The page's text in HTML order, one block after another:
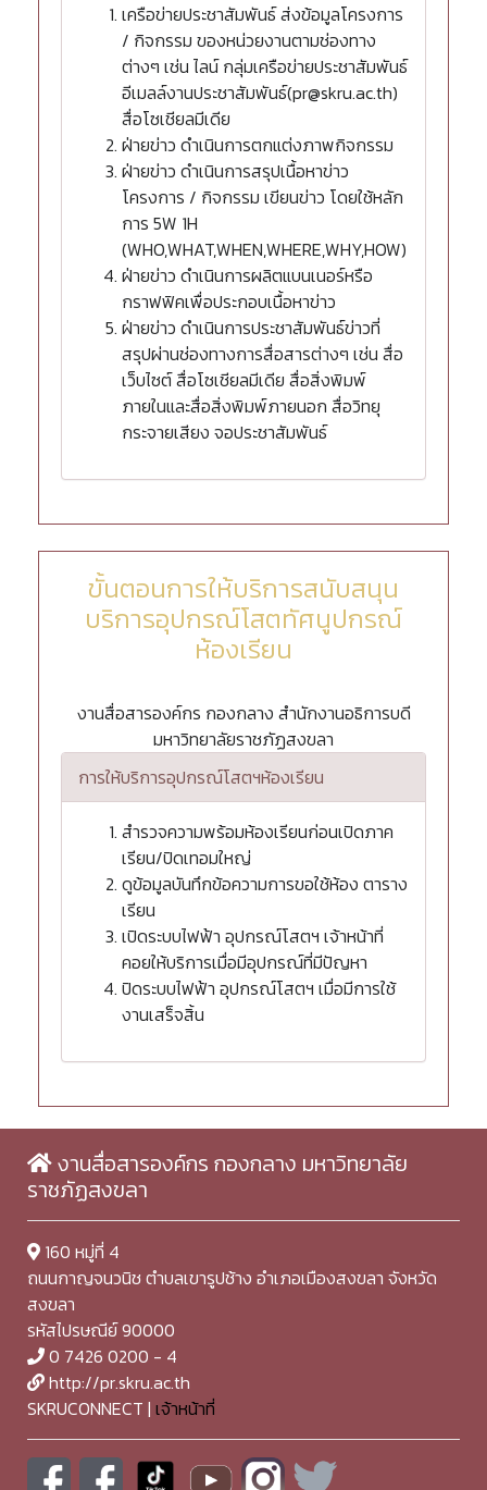
เครือข่ายประชาสัมพันธ์ ส่งข้อมูลโครงการ
/ กิจกรรม ของหน่วยงานตามช่องทาง
ต่างๆ เช่น ไลน์ กลุ่มเครือข่ายประชาสัมพันธ์
อีเมลล์งานประชาสัมพันธ์(pr@skru.ac.th)
สื่อโซเชียลมีเดีย
ฝ่ายข่าว ดำเนินการตกแต่งภาพกิจกรรม
ฝ่ายข่าว ดำเนินการสรุปเนื้อหาข่าว
โครงการ / กิจกรรม เขียนข่าว โดยใช้หลัก
การ 5W 1H
(WHO,WHAT,WHEN,WHERE,WHY,HOW)
ฝ่ายข่าว ดำเนินการผลิตแบนเนอร์หรือ
กราฟฟิคเพื่อประกอบเนื้อหาข่าว
ฝ่ายข่าว ดำเนินการประชาสัมพันธ์ข่าวที่
สรุปผ่านช่องทางการสื่อสารต่างๆ เช่น สื่อ
เว็บไซต์ สื่อโซเชียลมีเดีย สื่อสิ่งพิมพ์
ภายในและสื่อสิ่งพิมพ์ภายนอก สื่อวิทยุ
กระจายเสียง จอประชาสัมพันธ์
ขั้นตอนการให้บริการสนับสนุน
บริการอุปกรณ์โสตทัศนูปกรณ์
ห้องเรียน
งานสื่อสารองค์กร กองกลาง สำนักงานอธิการบดี
มหาวิทยาลัยราชภัฏสงขลา
การให้บริการอุปกรณ์โสตฯห้องเรียน
สำรวจความพร้อมห้องเรียนก่อนเปิดภาค
เรียน/ปิดเทอมใหญ่
ดูข้อมูลบันทึกข้อความการขอใช้ห้อง ตาราง
เรียน
เปิดระบบไฟฟ้า อุปกรณ์โสตฯ เจ้าหน้าที่
คอยให้บริการเมื่อมีอุปกรณ์ที่มีปัญหา
ปิดระบบไฟฟ้า อุปกรณ์โสตฯ เมื่อมีการใช้
งานเสร็จสิ้น
งานสื่อสารองค์กร กองกลาง มหาวิทยาลัย
ราชภัฏสงขลา
160 หมู่ที่ 4
ถนนกาญจนวนิช ตำบลเขารูปช้าง อำเภอเมืองสงขลา จังหวัด
สงขลา
รหัสไปรษณีย์ 90000
0 7426 0200 - 4
http://pr.skru.ac.th
SKRUCONNECT | เจ้าหน้าที่